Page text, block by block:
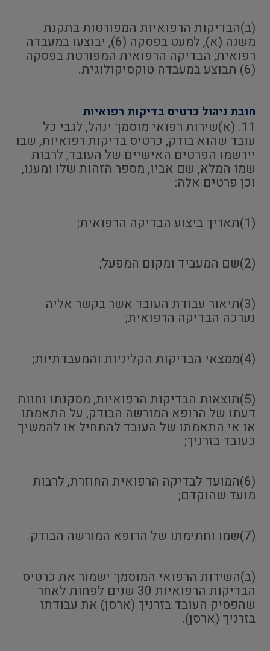
(ב)הבדיקות הרפואיות המפורטות בתקנת
משנה (א), למעט בפסקה (6), יבוצעו במעבדה
רפואית; הבדיקה הרפואית המפורטת בפסקה
(6) תבוצע במעבדה טוקסיקולוגית.
חובת ניהול כרטיס בדיקות רפואיות
11. (א)שירות רפואי מוסמך ינהל, לגבי כל
עובד שהוא בודק, כרטיס בדיקות רפואיות, שבו
יירשמו הפרטים האישיים של העובד, לרבות
שמו המלא, שם אביו, מספר הזהות שלו ומענו,
וכן פרטים אלה:
(1)תאריך ביצוע הבדיקה הרפואית;
(2)שם המעביד ומקום המפעל;
(3)תיאור עבודת העובד אשר בקשר אליה
נערכה הבדיקה הרפואית;
(4)ממצאי הבדיקות הקליניות והמעבדתיות;
(5)תוצאות הבדיקות הרפואיות, מסקנתו וחוות
דעתו של הרופא המורשה הבודק, על התאמתו
או אי התאמתו של העובד להתחיל או להמשיך
כעובד בזרניך;
(6)המועד לבדיקה הרפואית החוזרת, לרבות
מועד שהוקדם;
(7)שמו וחתימתו של הרופא המורשה הבודק.
(ב)השירות הרפואי המוסמך ישמור את כרטיס
הבדיקות הרפואיות 30 שנים לפחות לאחר
שהפסיק העובד בזרניך (ארסן) את עבודתו
בזרניך (ארסן).